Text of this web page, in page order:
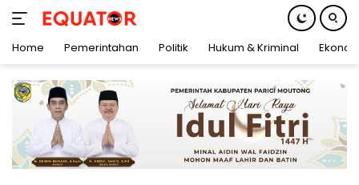
konten
Home Pemerintahan Politik Hukum & Kriminal